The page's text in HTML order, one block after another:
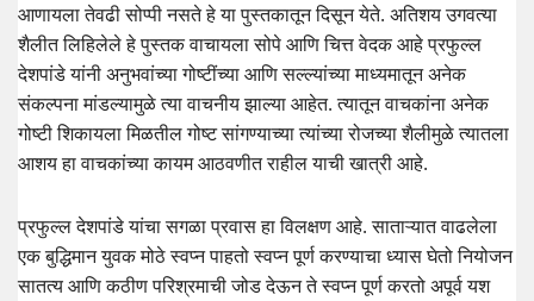
आणायला तेवढी सोप्पी नसते हे या पुस्तकातून दिसून येते. अतिशय उगवत्या
शैलीत लिहिलेले हे पुस्तक वाचायला सोपे आणि चित्त वेदक आहे प्रफुल्ल
देशपांडे यांनी अनुभवांच्या गोष्टींच्या आणि सल्ल्यांच्या माध्यमातून अनेक
संकल्पना मांडल्यामुळे त्या वाचनीय झाल्या आहेत. त्यातून वाचकांना अनेक
गोष्टी शिकायला मिळतील गोष्ट सांगण्याच्या त्यांच्या रोजच्या शैलीमुळे त्यातला
आशय हा वाचकांच्या कायम आठवणीत राहील याची खात्री आहे.
प्रफुल्ल देशपांडे यांचा सगळा प्रवास हा विलक्षण आहे. साताऱ्यात वाढलेला
एक बुद्धिमान युवक मोठे स्वप्न पाहतो स्वप्न पूर्ण करण्याचा ध्यास घेतो नियोजन
सातत्य आणि कठीण परिश्रमाची जोड देऊन ते स्वप्न पूर्ण करतो अपूर्व यश